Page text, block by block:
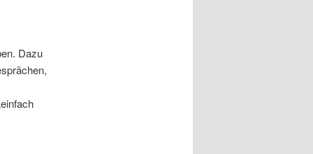
Dazu